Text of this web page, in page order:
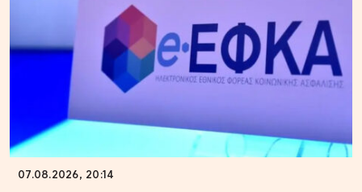
07.08.2026, 20:14